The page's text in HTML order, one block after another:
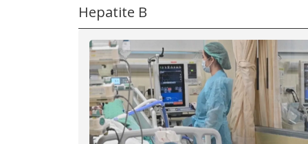
Hepatite B